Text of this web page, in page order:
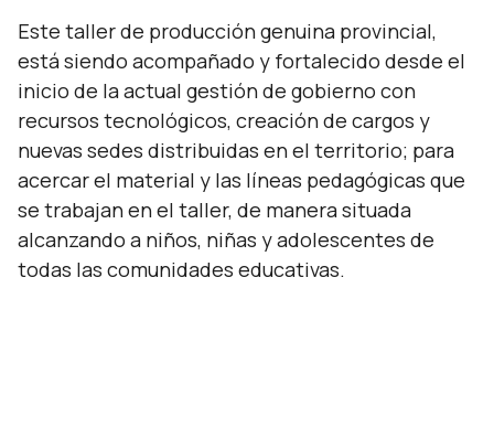
Este taller de producción genuina provincial,
está siendo acompañado y fortalecido desde el
inicio de la actual gestión de gobierno con
recursos tecnológicos, creación de cargos y
nuevas sedes distribuidas en el territorio; para
acercar el material y las líneas pedagógicas que
se trabajan en el taller, de manera situada
alcanzando a niños, niñas y adolescentes de
todas las comunidades educativas.